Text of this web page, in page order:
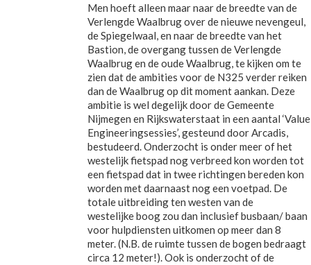
Men hoeft alleen maar naar de breedte van de
Verlengde Waalbrug over de nieuwe nevengeul,
de Spiegelwaal, en naar de breedte van het
Bastion, de overgang tussen de Verlengde
Waalbrug en de oude Waalbrug, te kijken om te
zien dat de ambities voor de N325 verder reiken
dan de Waalbrug op dit moment aankan. Deze
ambitie is wel degelijk door de Gemeente
Nijmegen en Rijkswaterstaat in een aantal ‘Value
Engineeringsessies’, gesteund door Arcadis,
bestudeerd. Onderzocht is onder meer of het
westelijk fietspad nog verbreed kon worden tot
een fietspad dat in twee richtingen bereden kon
worden met daarnaast nog een voetpad. De
totale uitbreiding ten westen van de
westelijke boog zou dan inclusief busbaan/ baan
voor hulpdiensten uitkomen op meer dan 8
meter. (N.B. de ruimte tussen de bogen bedraagt
circa 12 meter!). Ook is onderzocht of de